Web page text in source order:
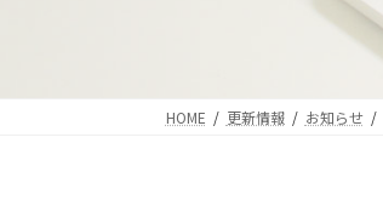
HOME 更新情報 お知らせ